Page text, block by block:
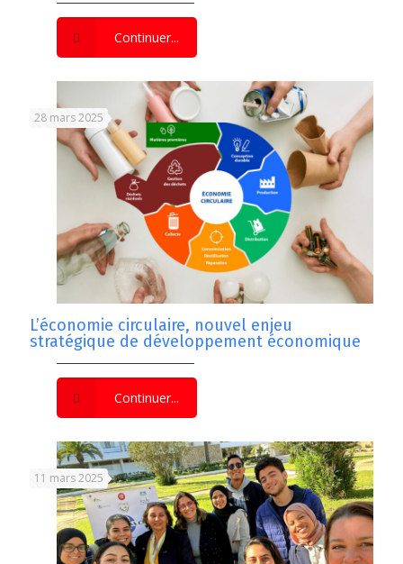
Continuer...
28 mars 2025
L’économie circulaire, nouvel enjeu
stratégique de développement économique
Continuer...
11 mars 2025